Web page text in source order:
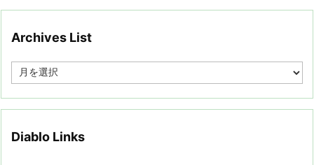
Archives List
e
Diablo Links